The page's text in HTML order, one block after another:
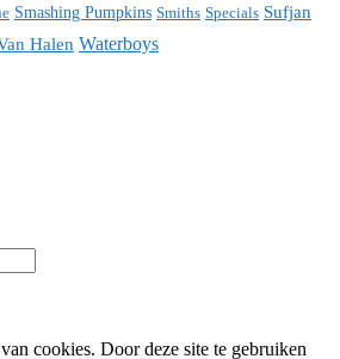
Smashing Pumpkins Smiths Specials Sufjan
Halen Waterboys
cookies. Door deze site te gebruiken